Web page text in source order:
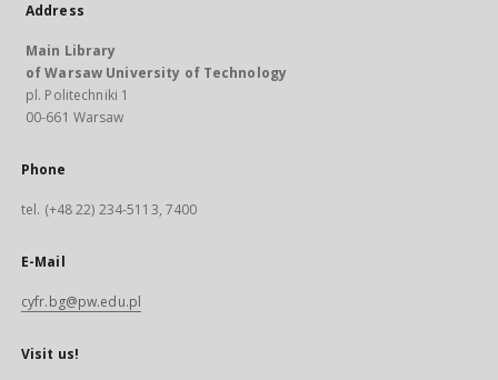
Address
Main Library
of Warsaw University of Technology
pl. Politechniki 1
00-661 Warsaw
Phone
tel. (+48 22) 234-5113, 7400
E-Mail
cyfr.bg@pw.edu.pl
Visit us!